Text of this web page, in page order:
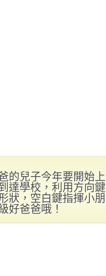
的兒子今年要開始上
達學校，利用方向鍵
狀，空白鍵指揮小朋
好爸爸哦！